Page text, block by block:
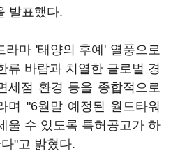
발표했다.
라마 '태양의 후예' 열풍으로
류 바람과 치열한 글로벌 경
세점 환경 등을 종합적으로
며 "6월말 예정된 월드타워
울 수 있도록 특허공고가 하
"고 밝혔다.